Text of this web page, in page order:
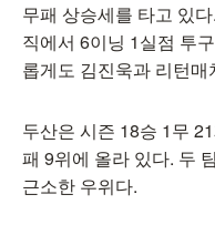
무패 상승세를 타고 있
직에서 6이닝 1실점 투
롭게도 김진욱과 리턴매
두산은 시즌 18승 1무
패 9위에 올라 있다. 두
근소한 우위다.